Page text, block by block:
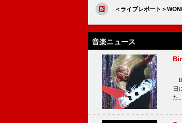
＜ライブレポート＞
音楽ニュース
日
た